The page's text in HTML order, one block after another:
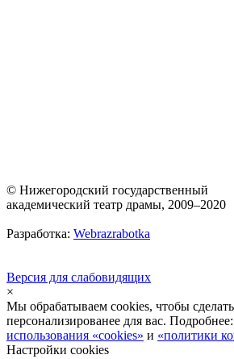
© Нижегородский государственный
академический театр драмы, 2009–2020
Разработка: Webrazrabotka
Версия для слабовидящих
×
Мы обрабатываем cookies, чтобы
персонализированее для вас. Подробнее:
использования «cookies» и «политики
Настройки cookies